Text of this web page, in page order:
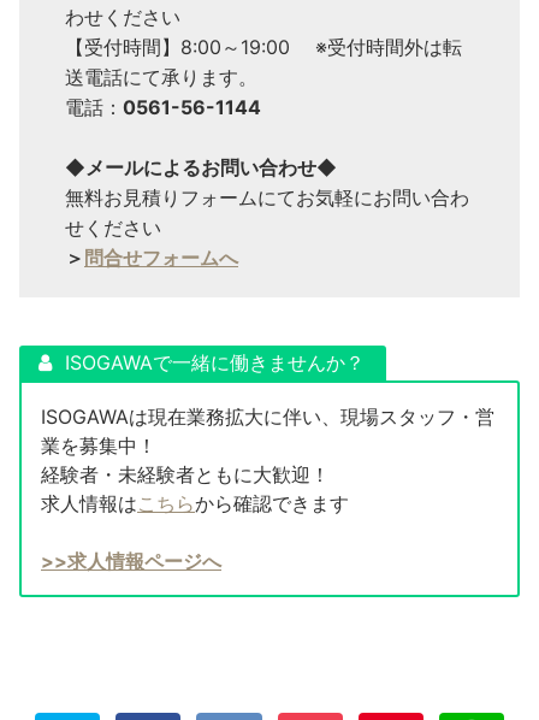
わせください
【受付時間】8:00～19:00 ※受付時間外は転
送電話にて承ります。
電話： 0561-56-1144
◆メールによるお問い合わせ◆
無料お見積りフォームにてお気軽にお問い合わ
せください
＞ 問合せフォームへ
ISOGAWAで一緒に働きませんか？
ISOGAWAは現在業務拡大に伴い、現場スタッフ・営
業を募集中！
経験者・未経験者ともに大歓迎！
求人情報はこちらから確認できます
>>求人情報ページへ